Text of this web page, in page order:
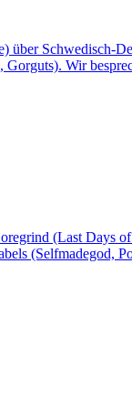
Schwedisch-
Wir
(Last
(Selfmadegod,